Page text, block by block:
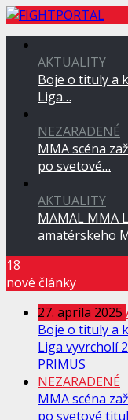
AKTUALITY
Boje o tituly a
Liga…
NEZARADENÉ
MMA scéna
po svetové…
AKTUALITY
MAMAL MMA
amatérskeho
18
nové články
27. apríla 2025
Boje o tituly a
Liga vyvrcholí
PRIMUS
NEZARADENÉ
MMA scéna
po svetové